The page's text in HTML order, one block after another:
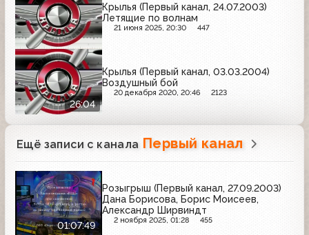
Крылья (Первый канал, 24.07.2003)
Летящие по волнам
21 июня 2025, 20:30 447
26:04
Крылья (Первый канал, 03.03.2004)
Воздушный бой
20 декабря 2020, 20:46 2123
Ещё записи с канала Первый канал
01:07:49
Розыгрыш (Первый канал, 27.09.2003)
Дана Борисова, Борис Моисеев,
Александр Ширвиндт
2 ноября 2025, 01:28 455